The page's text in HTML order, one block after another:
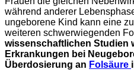
während anderer
ungeborene Kind kann eine
weiteren schwerwiegenden
wissenschaftlichen Studien
Erkrankungen bei
Überdosierung an Folsäure